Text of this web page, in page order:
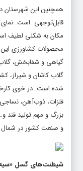
همچنین این شهرستان
قابل‌توجهی است. نمای
مکان به شکلی لطیف
محصولات کشاورزی
گیاهی و شفابخش،
گلاب کاشان و شیراز،
شده است. در خوی
فلزات، ذوب‌آهن، نساجی،
بزرگ و مهم تولید قند
و صنعت کشور در شمال
شیطنت‌های گسل